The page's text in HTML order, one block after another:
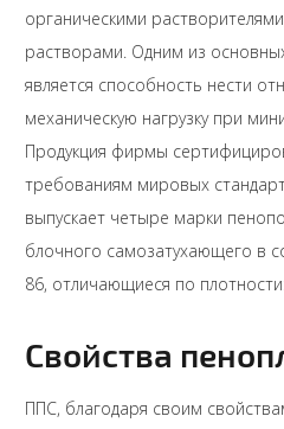
органическими
растворами. Одним из
является способность нести
механическую нагрузку при
Продукция фирмы
требованиям мировых
выпускает четыре марки
блочного самозатухающего в
86, отличающиеся по
Свойства
ППС, благодаря своим